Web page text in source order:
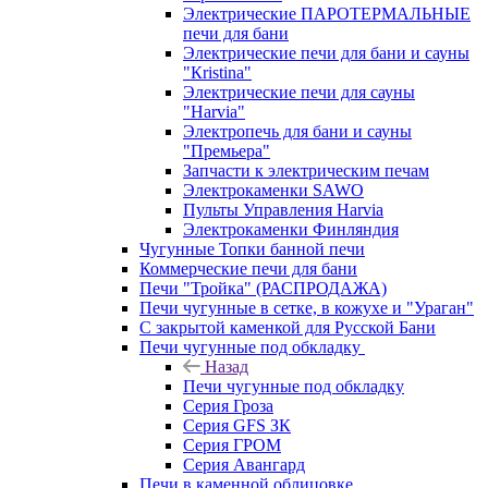
Электрические ПАРОТЕРМАЛЬНЫЕ
печи для бани
Электрические печи для бани и сауны
"Кristina"
Электрические печи для сауны
"Harvia"
Электропечь для бани и сауны
"Премьера"
Запчасти к электрическим печам
Электрокаменки SAWO
Пульты Управления Harvia
Электрокаменки Финляндия
Чугунные Топки банной печи
Коммерческие печи для бани
Печи "Тройка" (РАСПРОДАЖА)
Печи чугунные в сетке, в кожухе и "Ураган"
С закрытой каменкой для Русской Бани
Печи чугунные под обкладку
Назад
Печи чугунные под обкладку
Серия Гроза
Серия GFS ЗК
Серия ГРОМ
Серия Авангард
Печи в каменной облицовке